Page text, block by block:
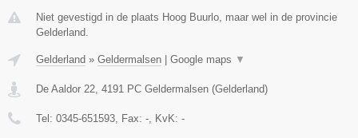
Niet gevestigd in de plaats Hoog Buurlo, maar wel in de provincie
Gelderland.
Gelderland » Geldermalsen Google maps ▼
De Aaldor 22, 4191 PC Geldermalsen (Gelderland)
Tel: 0345-651593, Fax: -, KvK: -